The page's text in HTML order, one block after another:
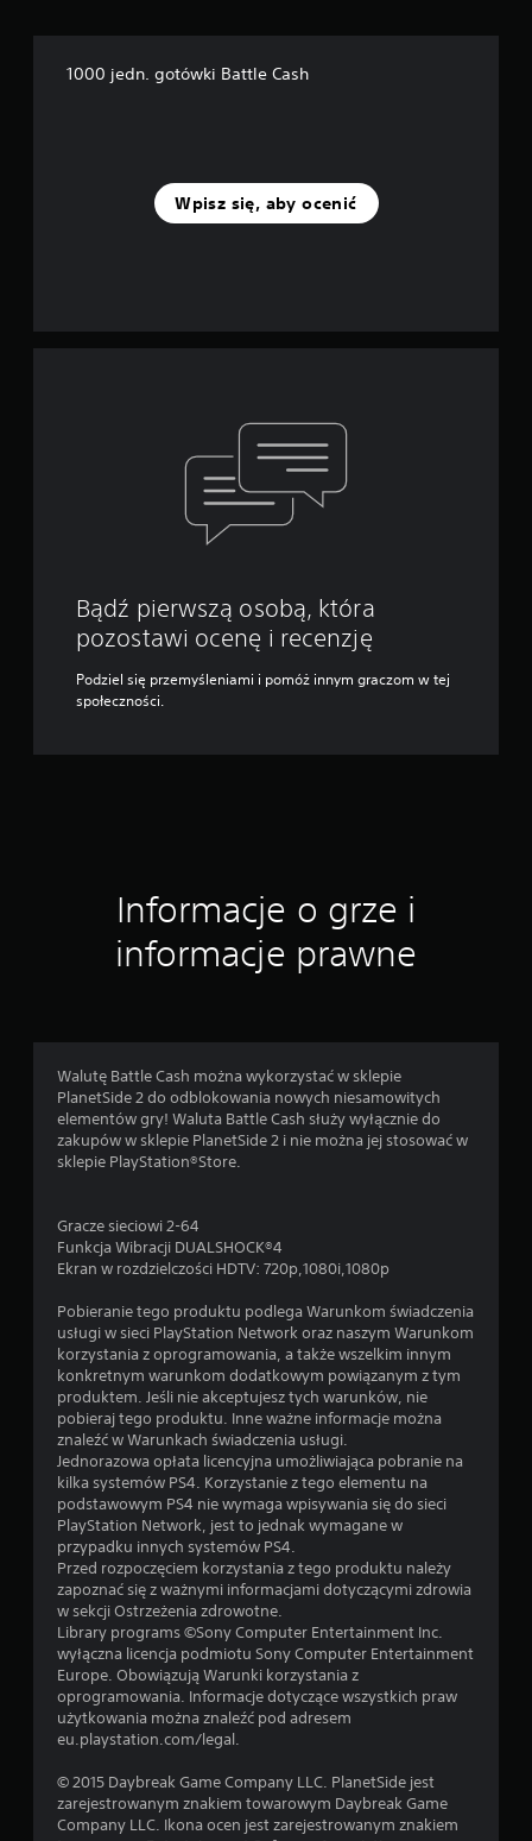
1000 jedn. gotówki Battle Cash
Wpisz się, aby ocenić
Bądź pierwszą osobą, która
pozostawi ocenę i recenzję
Podziel się przemyśleniami i pomóż innym graczom w tej
społeczności.
Informacje o grze i
informacje prawne
Walutę Battle Cash można wykorzystać w sklepie
PlanetSide 2 do odblokowania nowych niesamowitych
elementów gry! Waluta Battle Cash służy wyłącznie do
zakupów w sklepie PlanetSide 2 i nie można jej stosować w
sklepie PlayStation®Store.
Gracze sieciowi 2-64
Funkcja Wibracji DUALSHOCK®4
Ekran w rozdzielczości HDTV: 720p,1080i,1080p
Pobieranie tego produktu podlega Warunkom świadczenia
usługi w sieci PlayStation Network oraz naszym Warunkom
korzystania z oprogramowania, a także wszelkim innym
konkretnym warunkom dodatkowym powiązanym z tym
produktem. Jeśli nie akceptujesz tych warunków, nie
pobieraj tego produktu. Inne ważne informacje można
znaleźć w Warunkach świadczenia usługi.
Jednorazowa opłata licencyjna umożliwiająca pobranie na
kilka systemów PS4. Korzystanie z tego elementu na
podstawowym PS4 nie wymaga wpisywania się do sieci
PlayStation Network, jest to jednak wymagane w
przypadku innych systemów PS4.
Przed rozpoczęciem korzystania z tego produktu należy
zapoznać się z ważnymi informacjami dotyczącymi zdrowia
w sekcji Ostrzeżenia zdrowotne.
Library programs ©Sony Computer Entertainment Inc.
wyłączna licencja podmiotu Sony Computer Entertainment
Europe. Obowiązują Warunki korzystania z
oprogramowania. Informacje dotyczące wszystkich praw
użytkowania można znaleźć pod adresem
eu.playstation.com/legal.
© 2015 Daybreak Game Company LLC. PlanetSide jest
zarejestrowanym znakiem towarowym Daybreak Game
Company LLC. Ikona ocen jest zarejestrowanym znakiem